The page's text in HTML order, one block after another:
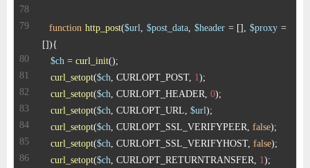
function http_post($url $post_data, $header = [], $proxy =
[])
$ch = curl_init
curl_setopt($ch , CURLOPT_POST, 1
curl_setopt($ch , CURLOPT_HEADER, 0
curl_setopt($ch , CURLOPT_URL, $url
curl_setopt($ch , CURLOPT_SSL_VERIFYPEER, false
curl_setopt($ch , CURLOPT_SSL_VERIFYHOST, false
curl_setopt($ch , CURLOPT_RETURNTRANSFER, 1